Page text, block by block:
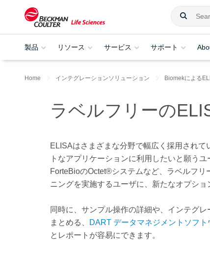
製品 リソース サービス サポート
Home インテグレーションソリューション Biomekによる
ラベルフリーの
ELISAはさまざまな分野で幅広く採用されて
トなアプリケーションに利用したいと願う
ForteBioのOctet®システムなど、ラベルフ
ニングを実施するユーザに、新たなオプシ
同時に、サンプル操作の詳細や、インテグ
まとめる、
DART データマネジメント ソフト
とレポートが容易にできます。